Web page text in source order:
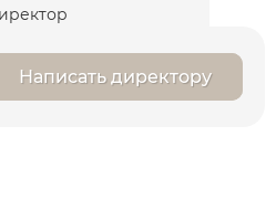
Написать директору